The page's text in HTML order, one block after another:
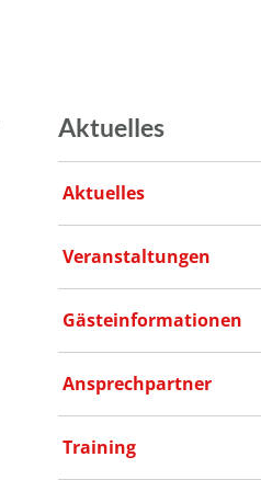
Aktuelles
Aktuelles
Veranstaltungen
Gästeinformationen
Ansprechpartner
Training